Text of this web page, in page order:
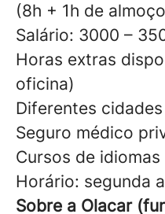
(8h + 1h de
Salário: 3000 –
Horas extras
oficina)
Diferentes
Seguro médico
Cursos de
Horário: segunda
Sobre a Olacar